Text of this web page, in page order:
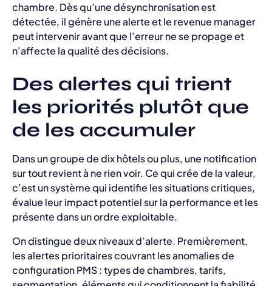
chambre. Dès qu’une désynchronisation est
détectée, il génère une alerte et le revenue manager
peut intervenir avant que l’erreur ne se propage et
n’affecte la qualité des décisions.
Des alertes qui trient
les priorités plutôt que
de les accumuler
Dans un groupe de dix hôtels ou plus, une notification
sur tout revient à ne rien voir. Ce qui crée de la valeur,
c’est un système qui identifie les situations critiques,
évalue leur impact potentiel sur la performance et les
présente dans un ordre exploitable.
On distingue deux niveaux d’alerte. Premièrement,
les alertes prioritaires couvrant les anomalies de
configuration PMS : types de chambres, tarifs,